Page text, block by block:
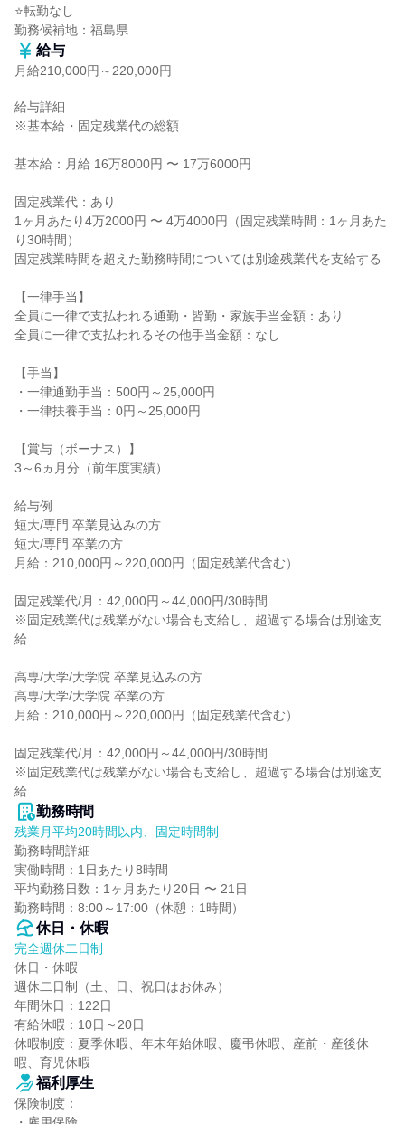
⭐転勤なし
勤務候補地：福島県
給与
月給210,000円～220,000円
給与詳細
※基本給・固定残業代の総額
基本給：月給 16万8000円 〜 17万6000円
固定残業代：あり
1ヶ月あたり4万2000円 〜 4万4000円（固定残業時間：1ヶ月あた
り30時間）
固定残業時間を超えた勤務時間については別途残業代を支給する
【一律手当】
全員に一律で支払われる通勤・皆勤・家族手当金額：あり
全員に一律で支払われるその他手当金額：なし
【手当】
・一律通勤手当：500円～25,000円
・一律扶養手当：0円～25,000円
【賞与（ボーナス）】
3～6ヵ月分（前年度実績）
給与例
短大/専門 卒業見込みの方
短大/専門 卒業の方
月給：210,000円～220,000円（固定残業代含む）
固定残業代/月：42,000円～44,000円/30時間
※固定残業代は残業がない場合も支給し、超過する場合は別途支
給
高専/大学/大学院 卒業見込みの方
高専/大学/大学院 卒業の方
月給：210,000円～220,000円（固定残業代含む）
固定残業代/月：42,000円～44,000円/30時間
※固定残業代は残業がない場合も支給し、超過する場合は別途支
給
勤務時間
残業月平均20時間以内、固定時間制
勤務時間詳細
実働時間：1日あたり8時間
平均勤務日数：1ヶ月あたり20日 〜 21日
勤務時間：8:00～17:00（休憩：1時間）
休日・休暇
完全週休二日制
休日・休暇
週休二日制（土、日、祝日はお休み）
年間休日：122日
有給休暇：10日～20日
休暇制度：夏季休暇、年末年始休暇、慶弔休暇、産前・産後休
暇、育児休暇
福利厚生
保険制度：